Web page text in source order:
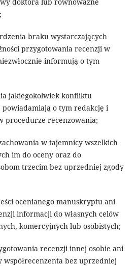
braku wystarczających
przygotowania recenzji w
informują o tym
jakiegokolwiek konfliktu
powiadamiają o tym redakcję i
procedurze recenzowania;
w tajemnicy wszelkich
im do oceny oraz do
trzecim bez uprzedniej zgody
ocenianego manuskryptu ani
informacji do własnych celów
komercyjnych lub osobistych;
recenzji innej osobie ani
współrecenzenta bez uprzedniej